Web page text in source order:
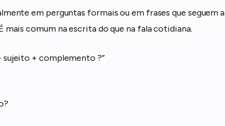
em perguntas formais ou em frases que seguem a
mais comum na escrita do que na fala cotidiana.
+ complemento ?”